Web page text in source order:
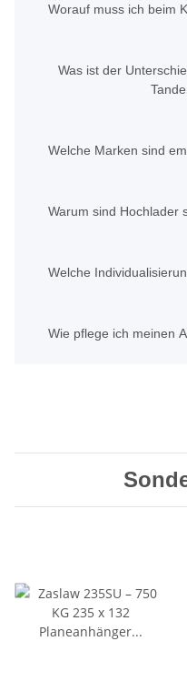
Worauf muss ich beim
Was ist der
Welche Marken sind
Warum sind Hochlader
Welche
Wie pflege ich meinen